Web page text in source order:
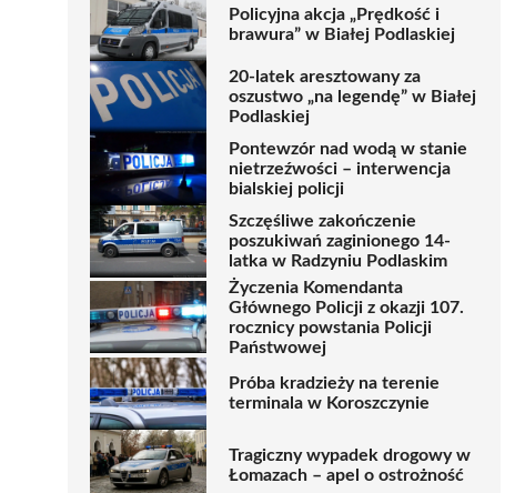
Policyjna akcja „Prędkość i
brawura” w Białej Podlaskiej
20-latek aresztowany za
oszustwo „na legendę” w Białej
Podlaskiej
Pontewzór nad wodą w stanie
nietrzeźwości – interwencja
bialskiej policji
Szczęśliwe zakończenie
poszukiwań zaginionego 14-
latka w Radzyniu Podlaskim
Życzenia Komendanta
Głównego Policji z okazji 107.
rocznicy powstania Policji
Państwowej
Próba kradzieży na terenie
terminala w Koroszczynie
Tragiczny wypadek drogowy w
Łomazach – apel o ostrożność